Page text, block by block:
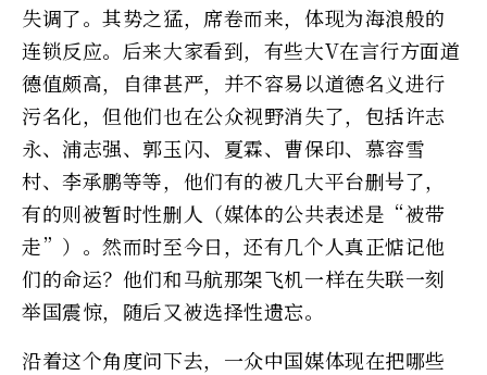
失调了。其势之猛，席卷而来，体现为海浪般的
连锁反应。后来大家看到，有些大V在言行方面道
德值颇高，自律甚严，并不容易以道德名义进行
污名化，但他们也在公众视野消失了，包括许志
永、浦志强、郭玉闪、夏霖、曹保印、慕容雪
村、李承鹏等等，他们有的被几大平台删号了，
有的则被暂时性删人（媒体的公共表述是“被带
走”）。然而时至今日，还有几个人真正惦记他
们的命运？他们和马航那架飞机一样在失联一刻
举国震惊，随后又被选择性遗忘。
沿着这个角度问下去，一众中国媒体现在把哪些